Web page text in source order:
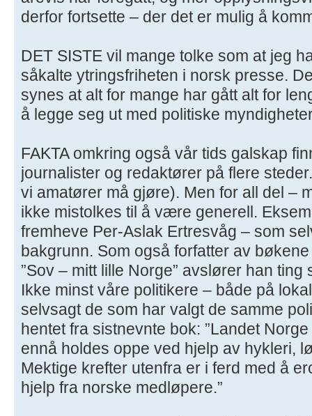
derfor fortsette – der det er mulig å
DET SISTE vil mange tolke som at jeg
såkalte ytringsfriheten i norsk presse.
synes at alt for mange har gått alt for
å legge seg ut med politiske
FAKTA omkring også vår tids galskap
journalister og redaktører på flere
vi amatører må gjøre). Men for all del –
ikke mistolkes til å være generell.
fremheve Per-Aslak Ertresvåg – som
bakgrunn. Som også forfatter av
”Sov – mitt lille Norge” avslører han
Ikke minst våre politikere – både på
selvsagt de som har valgt de samme
hentet fra sistnevnte bok: ”Landet
ennå holdes oppe ved hjelp av hykleri,
Mektige krefter utenfra er i ferd med å
hjelp fra norske medløpere.”